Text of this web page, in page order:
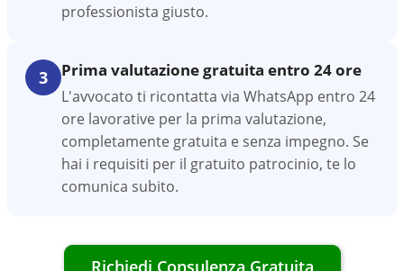
professionista giusto.
3 Prima valutazione gratuita entro 24 ore
L'avvocato ti ricontatta via WhatsApp entro 24
ore lavorative per la prima valutazione,
completamente gratuita e senza impegno. Se
hai i requisiti per il gratuito patrocinio, te lo
comunica subito.
Richiedi Consulenza Gratuita